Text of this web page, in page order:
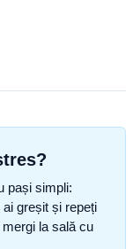
pași simpli:
greșit și repeți
la sală cu